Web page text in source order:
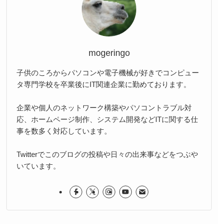
mogeringo
子供のころからパソコンや電子機械が好きでコンピュー
タ専門学校を卒業後にIT関連企業に勤めております。
企業や個人のネットワーク構築やパソコントラブル対
応、ホームページ制作、システム開発などITに関する仕
事を数多く対応しています。
Twitterでこのブログの投稿や日々の出来事などをつぶや
いています。